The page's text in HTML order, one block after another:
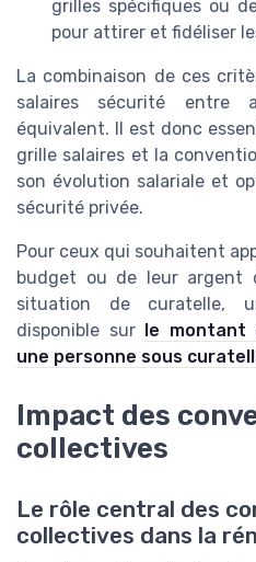
grilles spécifiques ou
pour attirer et fidéliser
La combinaison de ces
salaires sécurité entre
équivalent. Il est donc
grille salaires et la
son évolution salariale et
sécurité privée.
Pour ceux qui souhaitent
budget ou de leur argent
situation de curatelle,
disponible sur le montant
une personne sous
Impact des
collectives
Le rôle central des
collectives dans la